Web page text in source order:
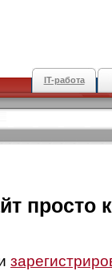
IT-работа
просто